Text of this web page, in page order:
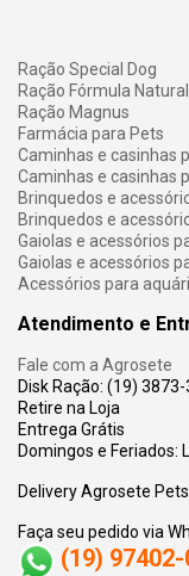
Ração Special Dog
Ração Fórmula Natural
Ração Magnus
Farmácia para Pets
Caminhas e casinhas
Caminhas e casinhas
Brinquedos e
Brinquedos e
Gaiolas e acessórios
Gaiolas e acessórios
Acessórios para
Atendimento e
Fale com a Agrosete
Disk Ração: (19)
Retire na Loja
Entrega Grátis
Domingos e Feriados:
Delivery Agrosete
Faça seu pedido via
(19)